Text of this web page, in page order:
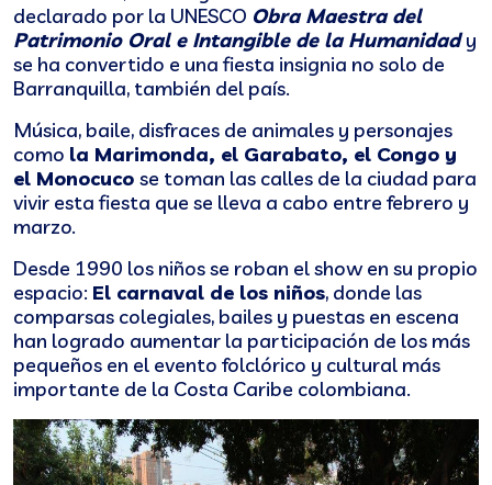
declarado por la UNESCO Obra Maestra del
Patrimonio Oral e Intangible de la Humanidady
se ha convertido e una fiesta insignia no solo de
Barranquilla, también del país.
Música, baile, disfraces de animales y personajes
como la Marimonda, el Garabato, el Congo y
el Monocuco se toman las calles de la ciudad para
vivir esta fiesta que se lleva a cabo entre febrero y
marzo.
Desde 1990 los niños se roban el show en su propio
espacio: El carnaval de los niños, donde las
comparsas colegiales, bailes y puestas en escena
han logrado aumentar la participación de los más
pequeños en el evento folclórico y cultural más
importante de la Costa Caribe colombiana.